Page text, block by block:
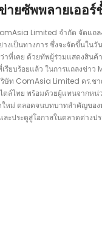
ยซัพพลายเออร์
Limited จำกัด จัดแถ
งเป็นทางการ ซึ่งจะจัดขึ้นใ
าที่เคย ด้วยทัพผู้ร่วมแสดงสิน
รียบร้อยแล้ว ในการแถลงข่า
ษัท ComAsia Limited ดร.ช
ไทย พร้อมด้วยผู้แทนจากหน่
หม่ ตลอดจนบทบาทสำคัญขอ
ะประตูสู่โอกาสในตลาดต่างป